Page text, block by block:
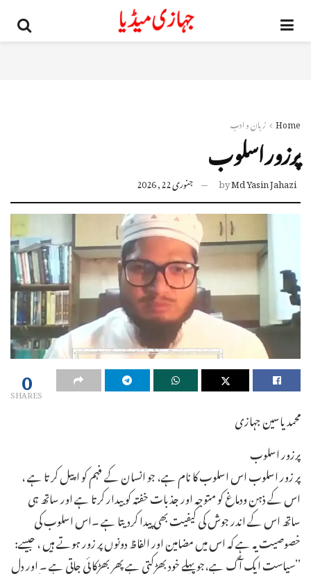
Home زبان و ادب
پرزور اسلوب
byMd Yasin Jahazi جنوری 22, 2026
0
SHARES
محمد یاسین جہازی
پرزور اسلوب
پر زور اسلوب اس اسلوب کا نام ہے، جو انسان کے فہم کو اپیل کر تا ہے ،
اس کے ذہن ودماغ کو متوجہ اور جذبات خفتہ کو بیدار کرتا ہے اور ساتھ ہی
ساتھ اس کے اندر جوش کی کیفیت بھی پیدا کردیتا ہے ۔اس اسلوب کی
خصوصیت یہ ہے کہ اس میں مضامین اور الفاظ دونوں پر زور ہوتے ہیں ، جیسے:
’’سیاست ایک آگ ہے،جو پہلے خود بھڑکتی ہے پھر بھڑکا ئی جاتی ہے ۔ اور دل